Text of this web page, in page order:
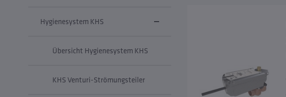
Hygienesystem KHS
Übersicht Hygienesystem KHS
KHS Venturi-Strömungsteiler